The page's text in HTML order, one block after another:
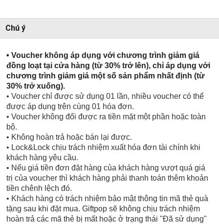
Chú ý
• Voucher không áp dụng với chương trình giảm giá
đồng loạt tại cửa hàng (từ 30% trở lên), chỉ áp dụng với
chương trình giảm giá một số sản phẩm nhất định (từ
30% trở xuống).
• Voucher chỉ được sử dụng 01 lần, nhiều voucher có thể
được áp dụng trên cùng 01 hóa đơn.
• Voucher không đổi được ra tiền mặt một phần hoặc toàn
bộ.
• Không hoàn trả hoặc bán lại được.
• Lock&Lock chịu trách nhiệm xuất hóa đơn tài chính khi
khách hàng yêu cầu.
• Nếu giá tiền đơn đặt hàng của khách hàng vượt quá giá
trị của voucher thì khách hàng phải thanh toán thêm khoản
tiền chênh lệch đó.
• Khách hàng có trách nhiệm bảo mật thông tin mã thẻ quà
tặng sau khi đặt mua. Giftpop sẽ không chịu trách nhiệm
hoàn trả các mã thẻ bị mất hoặc ở trạng thái "Đã sử dụng"